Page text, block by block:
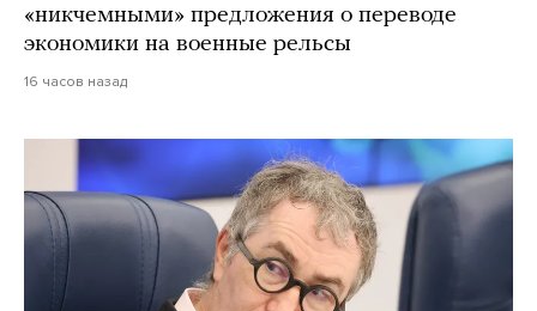
«никчемными» предложения о переводе
экономики на военные рельсы
16 часов назад